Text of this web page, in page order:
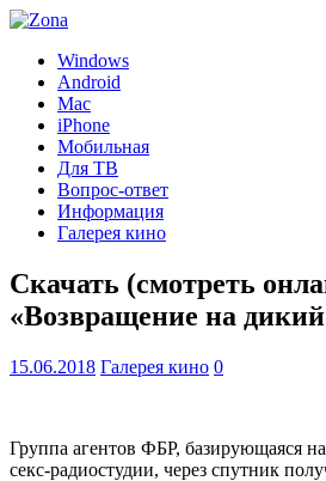
Windows
Android
Mac
iPhone
Мобильная
Для ТВ
Вопрос-ответ
Информация
Галерея кино
Скачать (смотреть
«Возвращение на
15.06.2018 Галерея кино 0
Группа агентов ФБР, базирующаяся
секс-радиостудии, через спутник